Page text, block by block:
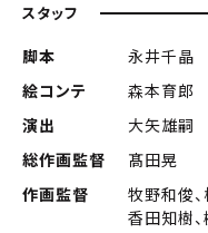
スタッフ
脚本
永井千晶
絵コンテ
森本育郎
演出
大矢雄嗣
総作画監督
髙田晃
作画監督
牧野和俊、
香田知樹